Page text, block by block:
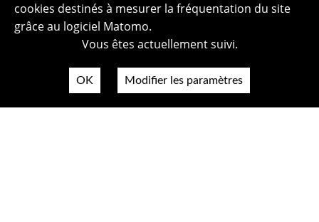
cookies destinés à mesurer la fréquentation du site
grâce au logiciel Matomo.
Vous êtes actuellement suivi.
OK Modifier les paramètres